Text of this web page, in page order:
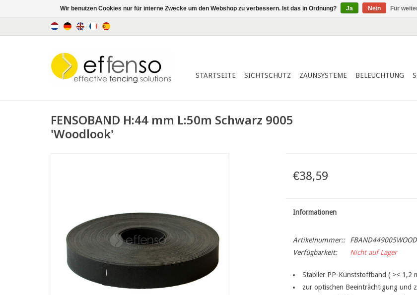
STARTSEITE SICHTSCHUTZ ZAUNSYSTEME BELEUCHTUNG
FENSOBAND H:44 mm L:50m Schwarz 9005
'Woodlook'
€38,59
Informationen
Artikelnummer::
Verfügbarkeit:
Nicht auf Lager
Stabiler PP-Kunststoffband ( >< 1,2
zur optischen Beeinträchtigung und
Wir benutzen Cookies nur für interne Zwecke um den Webshop zu verbessern. Ist das in Ordnung? Ja Nein Für